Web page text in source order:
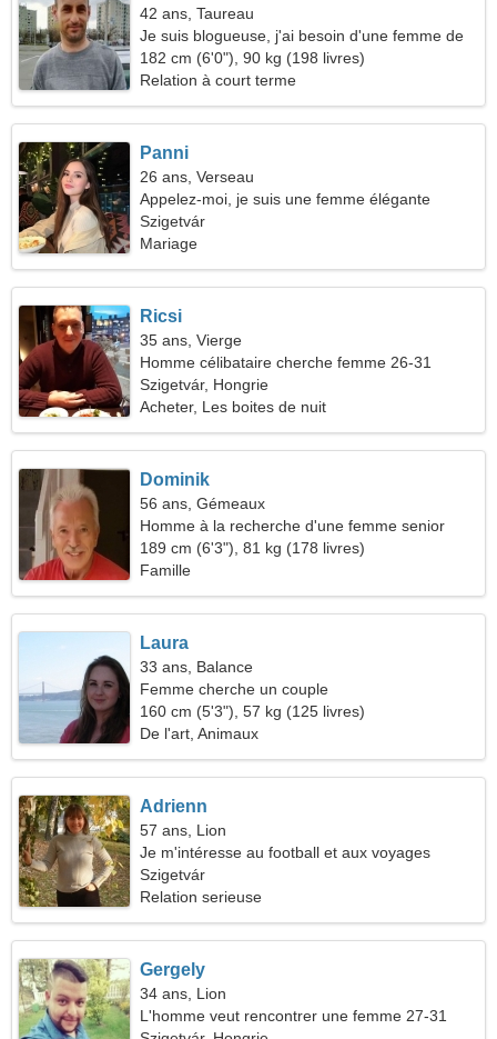
42 ans, Taureau
Je suis blogueuse, j'ai besoin d'une femme de
rêve
182 cm (6'0"), 90 kg (198 livres)
Relation à court terme
Panni
26 ans, Verseau
Appelez-moi, je suis une femme élégante
Szigetvár
Mariage
Ricsi
35 ans, Vierge
Homme célibataire cherche femme 26-31
Szigetvár, Hongrie
Acheter, Les boites de nuit
Dominik
56 ans, Gémeaux
Homme à la recherche d'une femme senior
189 cm (6'3"), 81 kg (178 livres)
Famille
Laura
33 ans, Balance
Femme cherche un couple
160 cm (5'3"), 57 kg (125 livres)
De l'art, Animaux
Adrienn
57 ans, Lion
Je m'intéresse au football et aux voyages
Szigetvár
Relation serieuse
Gergely
34 ans, Lion
L'homme veut rencontrer une femme 27-31